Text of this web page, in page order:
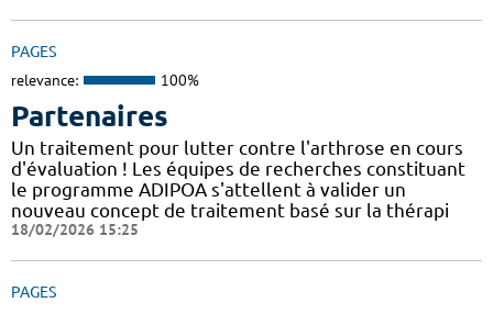
PAGES
relevance: 100%
Partenaires
Un traitement pour lutter contre l'arthrose en cours
d'évaluation ! Les équipes de recherches constituant
le programme ADIPOA s'attellent à valider un
nouveau concept de traitement basé sur la thérapi
18/02/2026 15:25
PAGES